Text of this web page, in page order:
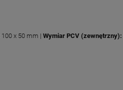
100 x 50 mm | Wymiar PCV (zewnętrzny):